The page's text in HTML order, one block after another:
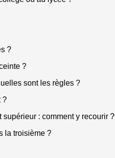
?
?
sont les règles ?
?
: comment y recourir ?
la troisième ?